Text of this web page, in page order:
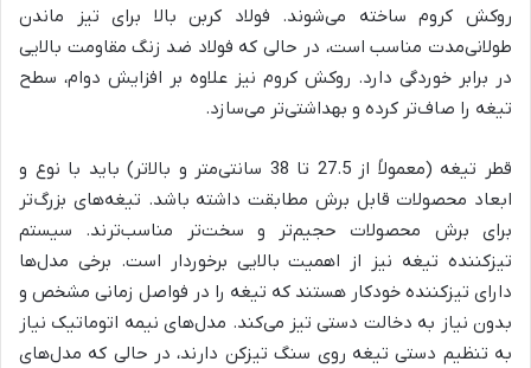
روکش کروم ساخته می‌شوند. فولاد کربن بالا برای تیز ماندن
طولانی‌مدت مناسب است، در حالی که فولاد ضد زنگ مقاومت بالایی
در برابر خوردگی دارد. روکش کروم نیز علاوه بر افزایش دوام، سطح
تیغه را صاف‌تر کرده و بهداشتی‌تر می‌سازد.
قطر تیغه (معمولاً از 27.5 تا 38 سانتی‌متر و بالاتر) باید با نوع و
ابعاد محصولات قابل برش مطابقت داشته باشد. تیغه‌های بزرگ‌تر
برای برش محصولات حجیم‌تر و سخت‌تر مناسب‌ترند. سیستم
تیزکننده تیغه نیز از اهمیت بالایی برخوردار است. برخی مدل‌ها
دارای تیزکننده خودکار هستند که تیغه را در فواصل زمانی مشخص و
بدون نیاز به دخالت دستی تیز می‌کند. مدل‌های نیمه اتوماتیک نیاز
به تنظیم دستی تیغه روی سنگ تیزکن دارند، در حالی که مدل‌های